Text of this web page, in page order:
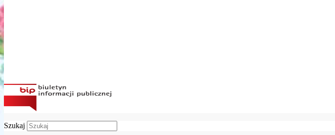
Szukaj